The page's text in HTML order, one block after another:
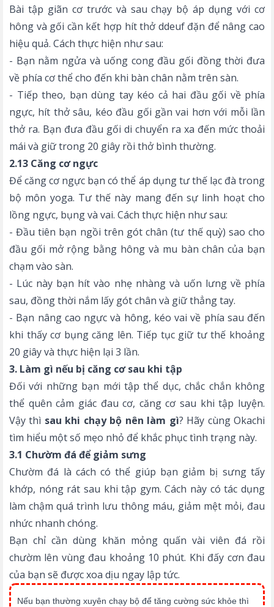
Bài tập giãn cơ trước và sau chạy bộ áp dụng với cơ
hông và gối cần kết hợp hít thở ddeuf đặn để nâng cao
hiệu quả. Cách thực hiện như sau:
- Bạn nằm ngửa và uống cong đầu gối đồng thời đưa
về phía cơ thể cho đến khi bàn chân nằm trên sàn.
- Tiếp theo, bạn dùng tay kéo cả hai đầu gối về phía
ngực, hít thở sâu, kéo đầu gối gần vai hơn với mỗi lần
thở ra. Bạn đưa đầu gối di chuyển ra xa đến mức thoải
mái và giữ trong 20 giây rồi thở bình thường.
2.13 Căng cơ ngực
Để căng cơ ngực bạn có thể áp dụng tư thế lạc đà trong
bộ môn yoga. Tư thế này mang đến sự linh hoạt cho
lồng ngực, bụng và vai. Cách thực hiện như sau:
- Đầu tiên bạn ngồi trên gót chân (tư thế quỳ) sao cho
đầu gối mở rộng bằng hông và mu bàn chân của bạn
chạm vào sàn.
- Lúc này bạn hít vào nhẹ nhàng và uốn lưng về phía
sau, đồng thời nắm lấy gót chân và giữ thẳng tay.
- Bạn nâng cao ngực và hông, kéo vai về phía sau đến
khi thấy cơ bụng căng lên. Tiếp tục giữ tư thế khoảng
20 giây và thực hiện lại 3 lần.
3. Làm gì nếu bị căng cơ sau khi tập
Đối với những bạn mới tập thể dục, chắc chắn không
thể quên cảm giác đau cơ, căng cơ sau khi tập luyện.
Vậy thì sau khi chạy bộ nên làm gì? Hãy cùng Okachi
tìm hiểu một số mẹo nhỏ để khắc phục tình trạng này.
3.1 Chườm đá để giảm sưng
Chườm đá là cách có thể giúp bạn giảm bị sưng tấy
khớp, nóng rát sau khi tập gym. Cách này có tác dụng
làm chậm quá trình lưu thông máu, giảm mệt mỏi, đau
nhức nhanh chóng.
Bạn chỉ cần dùng khăn mỏng quấn vài viên đá rồi
chườm lên vùng đau khoảng 10 phút. Khi đấy cơn đau
của bạn sẽ được xoa dịu ngay lập tức.
Nếu bạn thường xuyên chạy bộ để tăng cường sức khỏe thì